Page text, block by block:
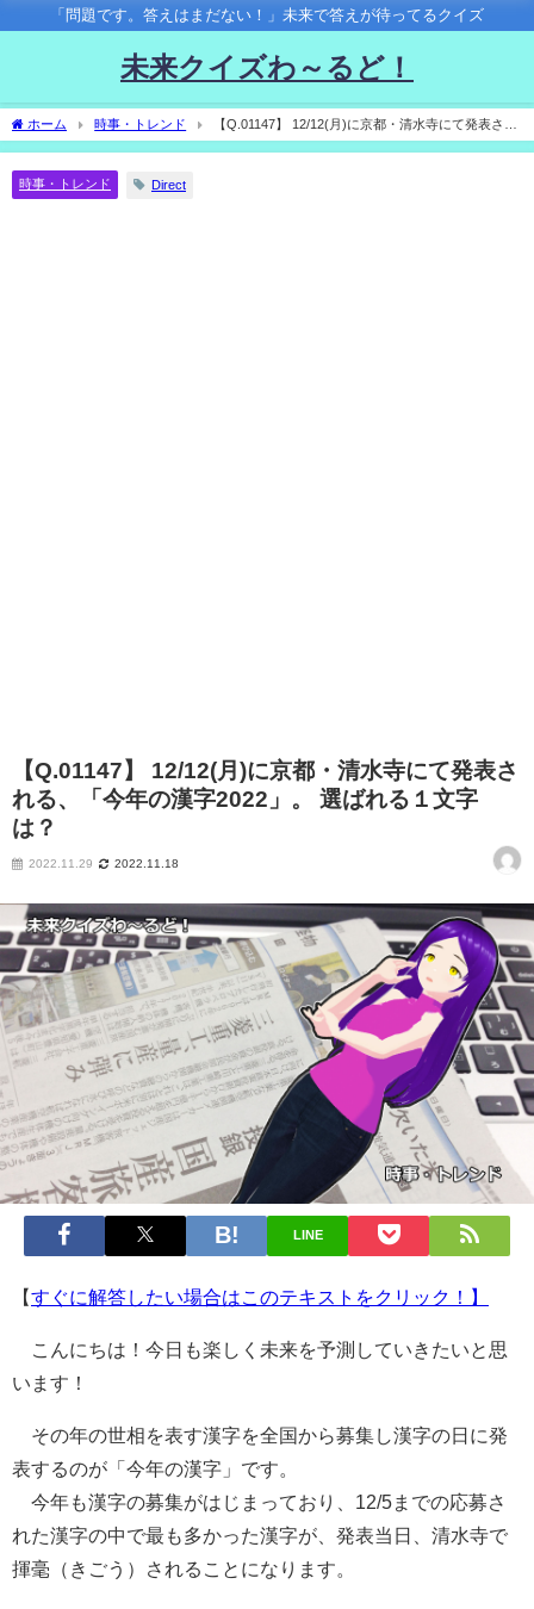
「問題です。答えはまだない！」未来で答えが待ってるクイズ
未来クイズわ～るど！
ホーム 時事・トレンド
【Q.01147】 12/12(月)に京都・清水寺にて発表され
る、「今年の漢字2022」。 選ばれる１文字は？
時事・トレンド Direct
【Q.01147】 12/12(月)に京都・清水寺にて発表さ
れる、「今年の漢字2022」。 選ばれる１文字
は？
2022.11.29 2022.11.18
LINE
【すぐに解答したい場合はこのテキストをクリック！】
こんにちは！今日も楽しく未来を予測していきたいと思
います！
その年の世相を表す漢字を全国から募集し漢字の日に発
表するのが「今年の漢字」です。
今年も漢字の募集がはじまっており、12/5までの応募さ
れた漢字の中で最も多かった漢字が、発表当日、清水寺で
揮毫（きごう）されることになります。